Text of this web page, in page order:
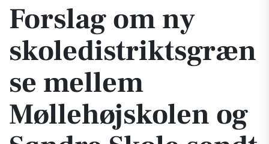
Forslag om ny
skoledistriktsgræn
se mellem
Møllehøjskolen og